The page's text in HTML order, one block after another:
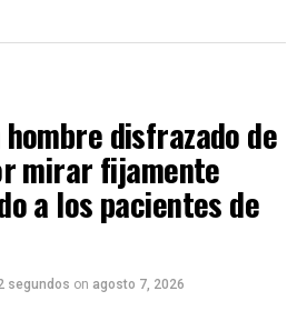
disfrazado de
mirar fijamente
a los pacientes de
segundos on agosto 7, 2026